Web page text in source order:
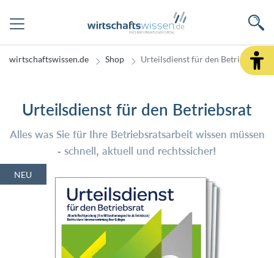
wirtschaftswissen.de Shop Urteilsdienst für den Betriebsrat
Urteilsdienst für den Betriebsrat
Alles was Sie für Ihre Betriebsratsarbeit wissen müssen
- schnell, aktuell und rechtssicher!
NEU